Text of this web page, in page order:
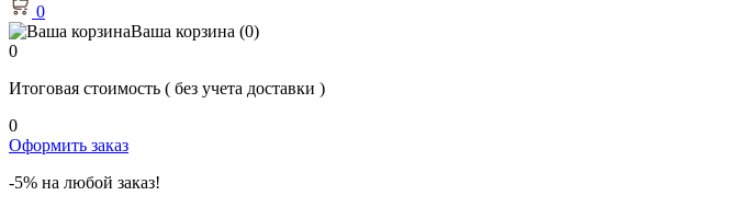
0
Ваша корзина (0)
0
Итоговая стоимость ( без учета доставки )
0
Оформить заказ
-5% на любой заказ!